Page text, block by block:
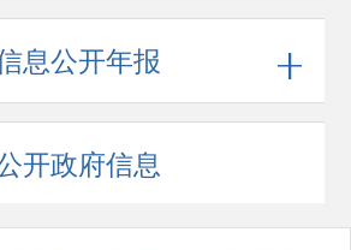
息公开年报
开政府信息